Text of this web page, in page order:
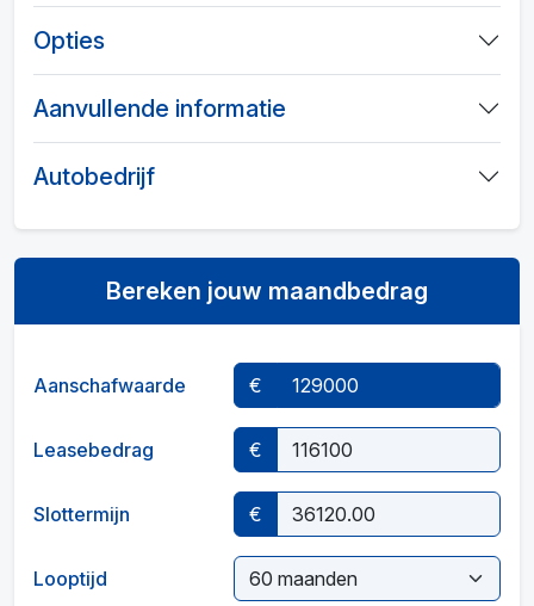
Opties
Aanvullende informatie
Autobedrijf
Bereken jouw maandbedrag
Aanschafwaarde €
Leasebedrag €
Slottermijn €
Looptijd